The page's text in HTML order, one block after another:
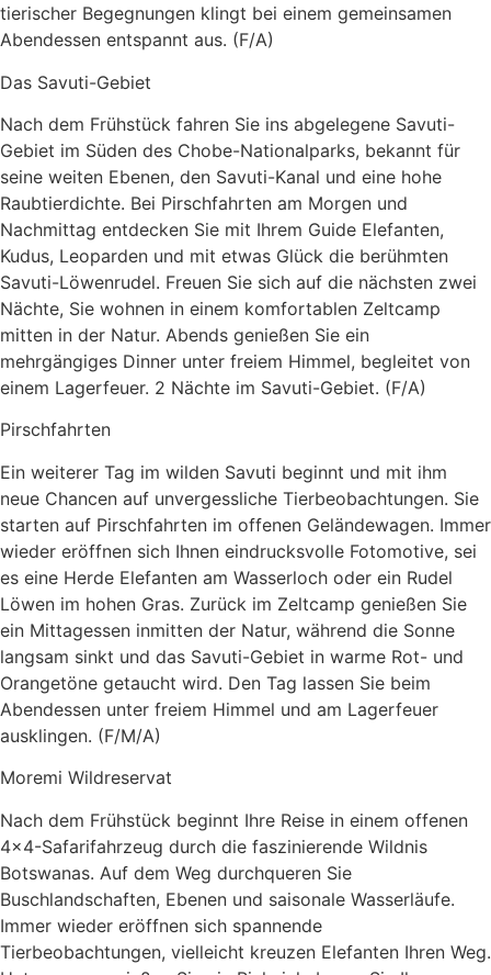
tierischer Begegnungen klingt bei einem gemeinsamen
Abendessen entspannt aus. (F/A)
Das Savuti-Gebiet
Nach dem Frühstück fahren Sie ins abgelegene Savuti-
Gebiet im Süden des Chobe-Nationalparks, bekannt für
seine weiten Ebenen, den Savuti-Kanal und eine hohe
Raubtierdichte. Bei Pirschfahrten am Morgen und
Nachmittag entdecken Sie mit Ihrem Guide Elefanten,
Kudus, Leoparden und mit etwas Glück die berühmten
Savuti-Löwenrudel. Freuen Sie sich auf die nächsten zwei
Nächte, Sie wohnen in einem komfortablen Zeltcamp
mitten in der Natur. Abends genießen Sie ein
mehrgängiges Dinner unter freiem Himmel, begleitet von
einem Lagerfeuer. 2 Nächte im Savuti-Gebiet. (F/A)
Pirschfahrten
Ein weiterer Tag im wilden Savuti beginnt und mit ihm
neue Chancen auf unvergessliche Tierbeobachtungen. Sie
starten auf Pirschfahrten im offenen Geländewagen. Immer
wieder eröffnen sich Ihnen eindrucksvolle Fotomotive, sei
es eine Herde Elefanten am Wasserloch oder ein Rudel
Löwen im hohen Gras. Zurück im Zeltcamp genießen Sie
ein Mittagessen inmitten der Natur, während die Sonne
langsam sinkt und das Savuti-Gebiet in warme Rot- und
Orangetöne getaucht wird. Den Tag lassen Sie beim
Abendessen unter freiem Himmel und am Lagerfeuer
ausklingen. (F/M/A)
Moremi Wildreservat
Nach dem Frühstück beginnt Ihre Reise in einem offenen
4×4-Safarifahrzeug durch die faszinierende Wildnis
Botswanas. Auf dem Weg durchqueren Sie
Buschlandschaften, Ebenen und saisonale Wasserläufe.
Immer wieder eröffnen sich spannende
Tierbeobachtungen, vielleicht kreuzen Elefanten Ihren Weg.